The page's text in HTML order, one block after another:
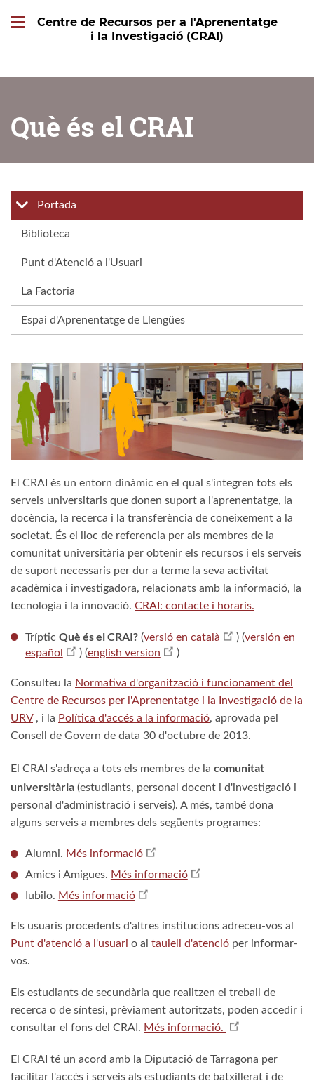
Centre de Recursos per a l'Aprenentatge
i la Investigació (CRAI)
Què és el CRAI
Portada
Biblioteca
Punt d'Atenció a l'Usuari
La Factoria
Espai d'Aprenentatge de Llengües
El CRAI és un entorn dinàmic en el qual s'integren tots els
serveis universitaris que donen suport a l'aprenentatge, la
docència, la recerca i la transferència de coneixement a la
societat. És el lloc de referencia per als membres de la
comunitat universitària per obtenir els recursos i els serveis
de suport necessaris per dur a terme la seva activitat
acadèmica i investigadora, relacionats amb la informació, la
tecnologia i la innovació. CRAI: contacte i horaris.
Tríptic Què és el CRAI?(versió en català ) (versión en
español
) (english version )
Consulteu la Normativa d'organització i funcionament del
Centre de Recursos per l'Aprenentatge i la Investigació de la
URV, i la Política d'accés a la informació, aprovada pel
Consell de Govern de data 30 d'octubre de 2013.
El CRAI s'adreça a tots els membres de la comunitat
universitària (estudiants, personal docent i d'investigació i
personal d'administració i serveis). A més, també dona
alguns serveis a membres dels següents programes:
Alumni. Més informació
Amics i Amigues. Més informació
Iubilo. Més informació
Els usuaris procedents d'altres institucions adreceu-vos al
Punt d'atenció a l'usuari o al taulell d'atenció per informar-
vos.
Els estudiants de secundària que realitzen el treball de
recerca o de síntesi, prèviament autoritzats, poden accedir i
consultar el fons del CRAI. Més informació.
El CRAI té un acord amb la Diputació de Tarragona per
facilitar l'accés i serveis als estudiants de batxillerat i de